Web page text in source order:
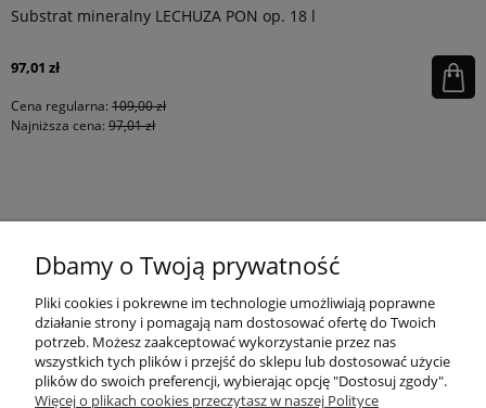
Substrat mineralny LECHUZA PON op. 18 l
97,01 zł
Cena regularna: 109,00 zł
Najniższa cena: 97,01 zł
MOJE KONTO
PŁATNOŚCI I DOSTAWA
Dbamy o Twoją prywatność
Pliki cookies i pokrewne im technologie umożliwiają poprawne
działanie strony i pomagają nam dostosować ofertę do Twoich
potrzeb. Możesz zaakceptować wykorzystanie przez nas
wszystkich tych plików i przejść do sklepu lub dostosować użycie
plików do swoich preferencji, wybierając opcję "Dostosuj zgody".
Więcej o plikach cookies przeczytasz w naszej Polityce